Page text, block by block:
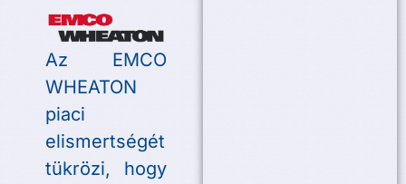
Az EMCO
WHEATON
piaci
elismertségét
tükrözi, hogy